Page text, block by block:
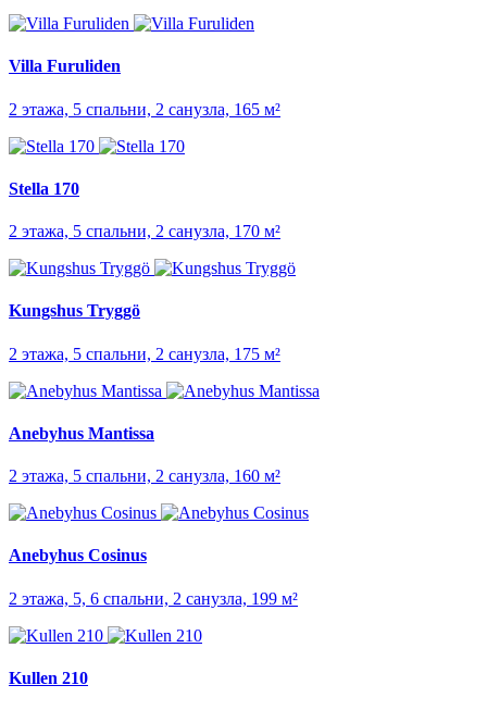
Villa Furuliden
2 этажа, 5 спальни, 2 санузла, 165 м²
Stella 170
2 этажа, 5 спальни, 2 санузла, 170 м²
Kungshus Tryggö
2 этажа, 5 спальни, 2 санузла, 175 м²
Anebyhus Mantissa
2 этажа, 5 спальни, 2 санузла, 160 м²
Anebyhus Cosinus
2 этажа, 5, 6 спальни, 2 санузла, 199 м²
Kullen 210